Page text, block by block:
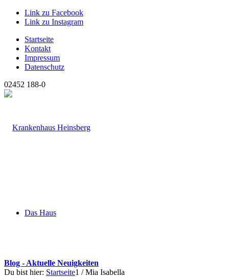
Link zu Facebook
Link zu Instagram
Startseite
Kontakt
Impressum
Datenschutz
02452 188-0
Das Haus
Blog - Aktuelle Neuigkeiten
Du bist hier: Startseite1 / Mia Isabella